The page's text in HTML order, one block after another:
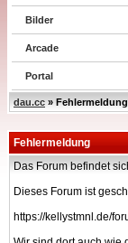
Bilder
Arcade
Portal
dau.cc » Fehlermeldung
Fehlermeldung
Das Forum befindet
Dieses Forum ist
https://kellystmnl.de/